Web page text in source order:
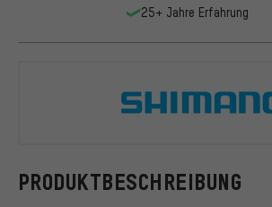
PRODUKTBESCHREIBUNG
25+ Jahre Erfahrung